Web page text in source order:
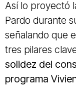
Así lo proyectó
Pardo durante
señalando que
tres pilares
solidez del
programa